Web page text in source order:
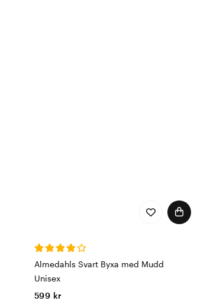
Almedahls Svart Byxa med Mudd
Unisex
599 kr